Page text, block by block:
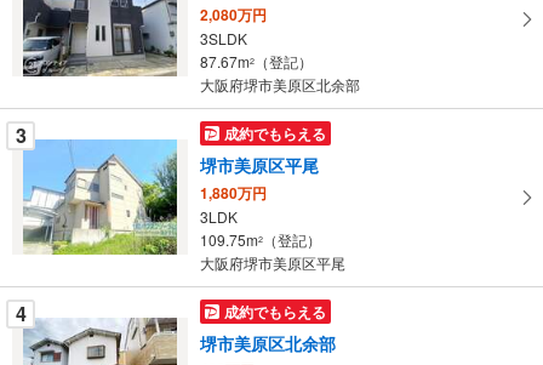
ペ
ー
に
保
す
る
2,080万円
3SLDK
87.67m2
（登記）
大阪府堺市美原区北余部
3 成約でもらえる
堺市美原区平尾
1,880万円
3LDK
109.75m2
（登記）
大阪府堺市美原区平尾
4 成約でもらえる
堺市美原区北余部